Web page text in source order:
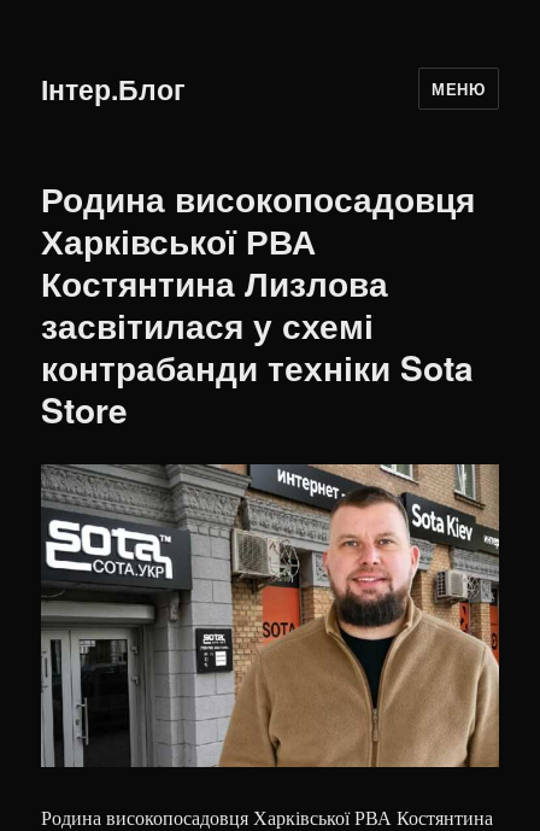
Інтер.Блог МЕНЮ
Родина високопосадовця
Харківської РВА
Костянтина Лизлова
засвітилася у схемі
контрабанди техніки Sota
Store
Родина високопосадовця Харківської РВА Костянтина